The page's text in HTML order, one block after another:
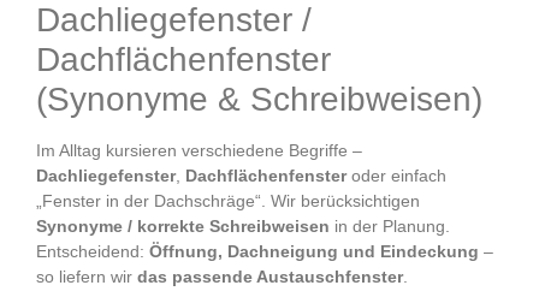
Dachliegefenster /
Dachflächenfenster
(Synonyme & Schreibweisen)
Im Alltag kursieren verschiedene Begriffe –
Dachliegefenster, Dachflächenfensteroder einfach
„Fenster in der Dachschräge“. Wir berücksichtigen
Synonyme / korrekte Schreibweisen in der Planung.
Entscheidend: Öffnung, Dachneigung und Eindeckung –
so liefern wir das passende Austauschfenster.